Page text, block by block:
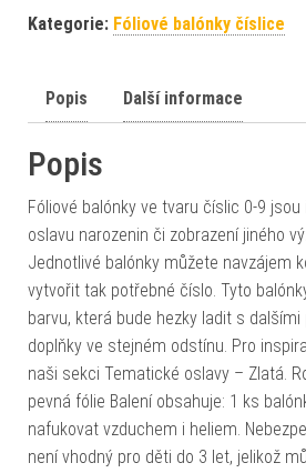
Kategorie: Fóliové balónky číslice
Popis Další informace
Popis
Fóliové balónky ve tvaru číslic 0-9
oslavu narozenin či zobrazení jiného
Jednotlivé balónky můžete navzájem
vytvořit tak potřebné číslo. Tyto
barvu, která bude hezky ladit s
doplňky ve stejném odstínu. Pro
naši sekci Tematické oslavy – Zlatá.
pevná fólie Balení obsahuje: 1 ks
nafukovat vzduchem i heliem.
není vhodný pro děti do 3 let, jelikož